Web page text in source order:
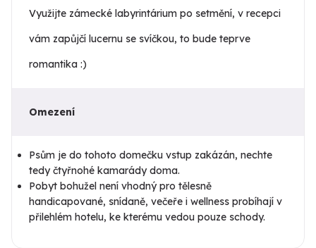
Využijte zámecké labyrintárium po setmění, v recepci
vám zapůjčí lucernu se svíčkou, to bude teprve
romantika :)
Omezení
Psům je do tohoto domečku vstup zakázán, nechte
tedy čtyřnohé kamarády doma.
Pobyt bohužel není vhodný pro tělesně
handicapované, snídaně, večeře i wellness probíhají v
přilehlém hotelu, ke kterému vedou pouze schody.